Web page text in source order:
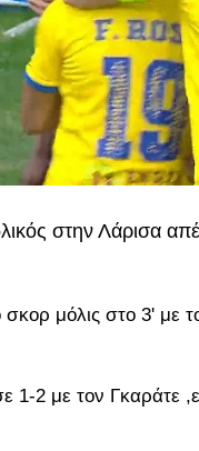
στην Λάρισα
σκορ μόλις στο 3'
1-2 με τον Γκαράτε